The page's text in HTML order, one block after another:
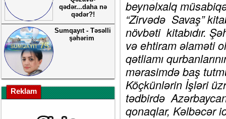
qədər...daha nə
qədər?!
Sumqayıt - Təsəlli
şəhərim
Reklam
beynəlxalq
“Zirvədə Savaş”
növbəti kitabıdır.
və ehtiram əlaməti
qətliamı
mərasimdə baş
Köçkünlərin İşləri
tədbirdə
qonaqlar, Kəlbəcər